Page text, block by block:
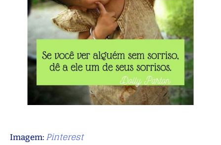
Imagem: Pinterest